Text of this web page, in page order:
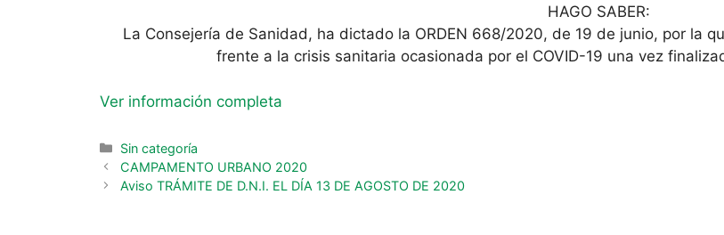
HAGO SABER:
La Consejería de Sanidad, ha dictado la ORDEN 668/2020, de 19 de junio, por la
frente a la crisis sanitaria ocasionada por el COVID-19 una vez
Ver información completa
Sin categoría
CAMPAMENTO URBANO 2020
Aviso TRÁMITE DE D.N.I. EL DÍA 13 DE AGOSTO DE 2020